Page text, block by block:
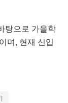
탕으로 가을학
며, 현재 신입